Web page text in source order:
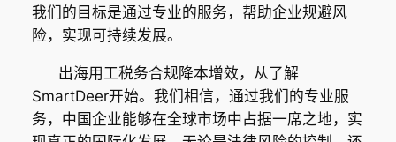
我们的目标是通过专业的服务，帮助企业规避风
险，实现可持续发展。
出海用工税务合规降本增效，从了解
SmartDeer开始。我们相信，通过我们的专业服
务，中国企业能够在全球市场中占据一席之地，实